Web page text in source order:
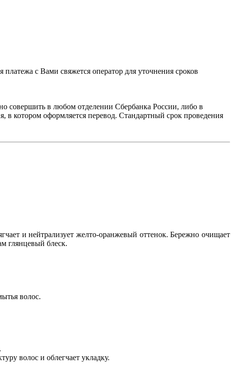
с Вами свяжется оператор для уточнения сроков
совершить в любом отделении Сбербанка России, либо в
в котором оформляется перевод. Стандартный срок проведения
и нейтрализует желто-оранжевый оттенок. Бережно очищает
глянцевый блеск.
волос.
волос и облегчает укладку.